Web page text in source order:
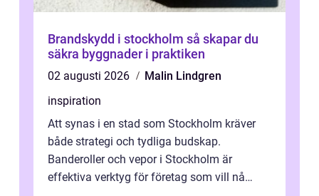
Brandskydd i stockholm så skapar du
säkra byggnader i praktiken
02 augusti 2026
Malin Lindgren
inspiration
Att synas i en stad som Stockholm kräver
både strategi och tydliga budskap.
Banderoller och vepor i Stockholm är
effektiva verktyg för företag som vill nå